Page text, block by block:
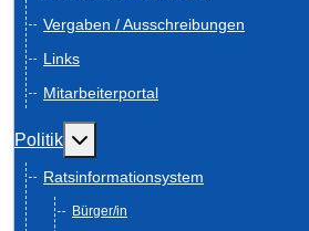
Vergaben / Ausschreibungen
Links
Mitarbeiterportal
Politik Weitere Informationen: Politik
Ratsinformationsystem
Bürger/in